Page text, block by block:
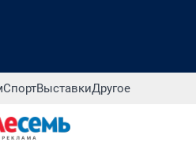
СпортВыставкиДругое